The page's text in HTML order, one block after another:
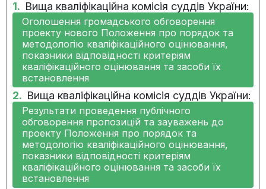
14.08.2024: The measure has not been
implemented
09.05.2024: The measure has not been
implemented
09.02.2024: The measure has not been
implemented
14.11.2023:
The measure has not been
implemented
1. Вища кваліфікаційна комісія суддів України:
Оголошення громадського обговорення
проекту нового Положення про порядок та
методологію кваліфікаційного оцінювання,
показники відповідності критеріям
кваліфікаційного оцінювання та засоби їх
встановлення
2. Вища кваліфікаційна комісія суддів України:
Результати проведення публічного
обговорення пропозицій та зауважень до
проекту Положення про порядок та
методологію кваліфікаційного оцінювання,
показники відповідності критеріям
кваліфікаційного оцінювання та засоби їх
встановлення